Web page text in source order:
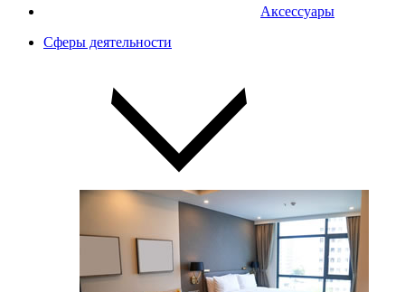
Аксессуары
Сферы деятельности